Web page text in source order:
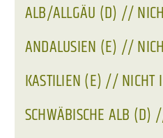
ALB/ALLGÄU (D) //
ANDALUSIEN (E) //
KASTILIEN (E) //
SCHWÄBISCHE ALB